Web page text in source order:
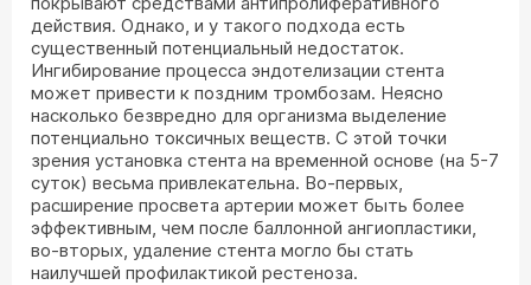
действия. Однако, и у такого подхода есть
существенный потенциальный недостаток.
Ингибирование процесса эндотелизации стента
может привести к поздним тромбозам. Неясно
насколько безвредно для организма выделение
потенциально токсичных веществ. С этой точки
зрения установка стента на временной основе (на 5-7
суток) весьма привлекательна. Во-первых,
расширение просвета артерии может быть более
эффективным, чем после баллонной ангиопластики,
во-вторых, удаление стента могло бы стать
наилучшей профилактикой рестеноза.